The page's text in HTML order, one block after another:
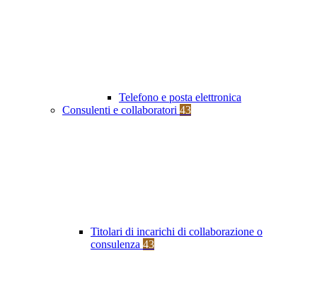
Telefono e posta elettronica
Consulenti e collaboratori 43
Titolari di incarichi di collaborazione o
consulenza 43